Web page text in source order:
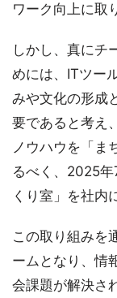
ワーク向上に取
しかし、真にチ
めには、ITツー
みや文化の形成
要であると考え
ノウハウを「ま
るべく、2025
くり室」を社内
この取り組みを
ームとなり、情
会課題が解決さ